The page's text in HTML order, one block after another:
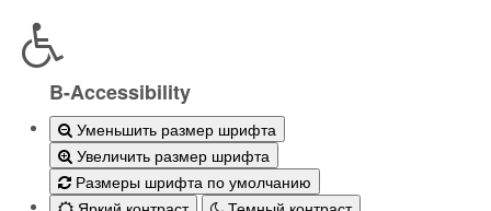
B-Accessibility
Уменьшить размер шрифта
Увеличить размер шрифта
Размеры шрифта по умолчанию